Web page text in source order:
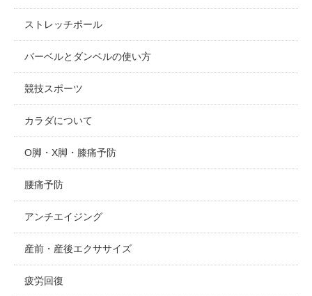
ストレッチポール
バーベルとダンベルの使い方
競技スポーツ
カラダについて
O脚・X脚・膝痛予防
腰痛予防
アンチエイジング
産前・産後エクササイズ
疲労回復